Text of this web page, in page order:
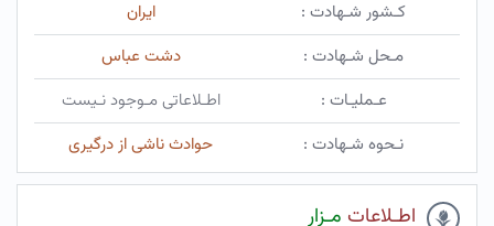
کـشور شـهادت :
ایران
مـحل شـهادت :
دشت عباس
عـملیـات :
اطـلاعاتی مـوجود نـیست
نـحوه شـهادت :
حوادث ناشی از درگیری
اطـلاعات مـزار